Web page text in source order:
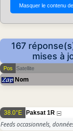
167
mises à
Pos Satellite
Nom
38.0°E Paksat 1R
Feeds occasionnels,